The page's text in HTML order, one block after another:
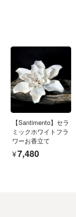
【Santimento】セラ
ミックホワイトフラ
ワーお香立て
¥7,480